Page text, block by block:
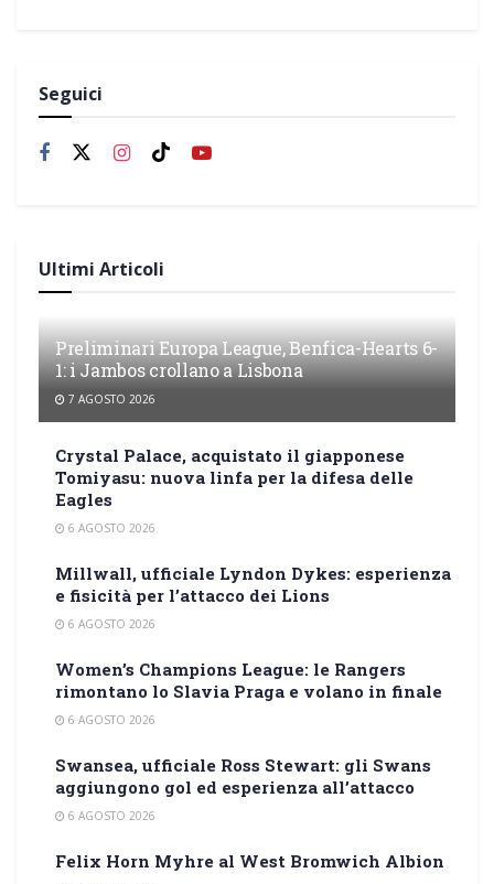
Seguici
Ultimi Articoli
Preliminari Europa League, Benfica-Hearts 6-
1: i Jambos crollano a Lisbona
7 AGOSTO 2026
Crystal Palace, acquistato il giapponese
Tomiyasu: nuova linfa per la difesa delle
Eagles
6 AGOSTO 2026
Millwall, ufficiale Lyndon Dykes: esperienza
e fisicità per l’attacco dei Lions
6 AGOSTO 2026
Women’s Champions League: le Rangers
rimontano lo Slavia Praga e volano in finale
6 AGOSTO 2026
Swansea, ufficiale Ross Stewart: gli Swans
aggiungono gol ed esperienza all’attacco
6 AGOSTO 2026
Felix Horn Myhre al West Bromwich Albion